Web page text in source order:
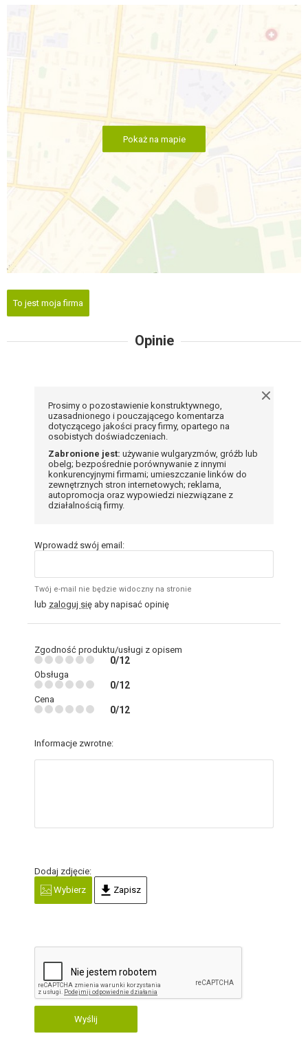
Pokaż na mapie
To jest moja firma
Opinie
Prosimy o pozostawienie konstruktywnego,
uzasadnionego i pouczającego komentarza
dotyczącego jakości pracy firmy, opartego na
osobistych doświadczeniach.
Zabronione jest: używanie wulgaryzmów, gróźb lub
obelg; bezpośrednie porównywanie z innymi
konkurencyjnymi firmami; umieszczanie linków do
zewnętrznych stron internetowych; reklama,
autopromocja oraz wypowiedzi niezwiązane z
działalnością firmy.
Wprowadź swój email:
Twój e-mail nie będzie widoczny na stronie
lub zaloguj się aby napisać opinię
Zgodność produktu/usługi z opisem
0/12
Obsługa
0/12
Cena
0/12
Informacje zwrotne:
Dodaj zdjęcie:
Wybierz
Zapisz
Wyślij